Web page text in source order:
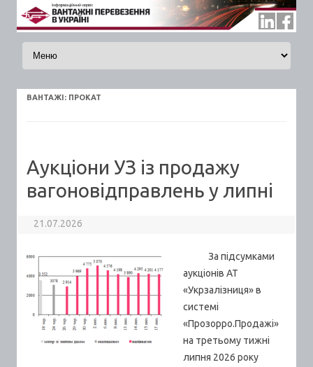
Skip to content
ВАНТАЖI: ПРОКАТ
Аукціони УЗ із продажу
вагоновідправлень у липні
21.07.2026
За підсумками
аукціонів АТ
«Укрзалізниця» в
системі
«Прозорро.Продажі»
на третьому тижні
липня 2026 року